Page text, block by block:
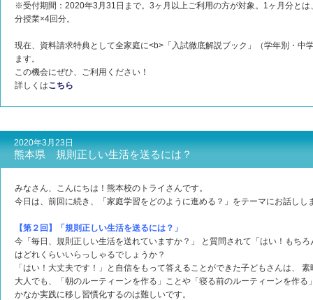
※受付期間：2020年3月31日まで。3ヶ月以上ご利用の方が対象。1ヶ月分と
分授業×4回分。
現在、資料請求特典として全家庭に<b>「入試徹底解説ブック」（学年別・中
ます。
この機会にぜひ、ご利用ください！
詳しくはこちら
2020年3月23日
熊本県 規則正しい生活を送るには？
みなさん、こんにちは！熊本校のトライさんです。
今日は、前回に続き、「家庭学習をどのように進める？」をテーマにお話しし
【第２回】「規則正しい生活を送るには？」
今「毎日、規則正しい生活を送れていますか？」 と質問されて「はい！もち
はどれくらいいらっしゃるでしょうか？
「はい！大丈夫です！」と自信をもって答えることができた子どもさんは、
大人でも、「朝のルーティーンを作る」ことや「寝る前のルーティーンを作
かなか実践に移し習慣化するのは難しいです。